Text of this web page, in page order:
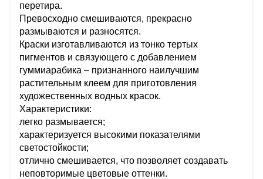
перетира.
Превосходно смешиваются, прекрасно
размываются и разносятся.
Краски изготавливаются из тонко тертых
пигментов и связующего с добавлением
гуммиарабика – признанного наилучшим
растительным клеем для приготовления
художественных водных красок.
Характеристики:
легко размывается;
характеризуется высокими показателями
светостойкости;
отлично смешивается, что позволяет создавать
неповторимые цветовые оттенки.